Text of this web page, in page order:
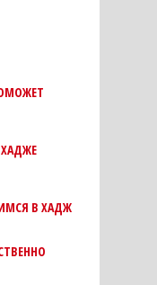
В ХАДЖ